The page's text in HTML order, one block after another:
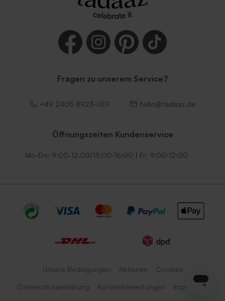
Fragen zu unserem Service?
+49 2405 8923-001 hello@tadaaz.de
Öffnungszeiten Kundenservice
Mo-Do: 9:00-12:00/13:00-16:00 | Fr: 9:00-12:00
Unsere Bedingungen Aktionen Cookies
Datenschutzerklärung Kundenbewertungen Impressum